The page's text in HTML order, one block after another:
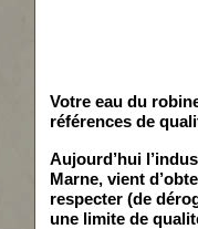
Votre eau du robi
références de
Aujourd’hui
Marne, vient
respecter (de
une limite de